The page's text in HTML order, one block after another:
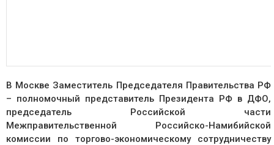
В Москве Заместитель Председателя Правительства РФ
– полномочный представитель Президента РФ в ДФО,
председатель Российской части
Межправительственной Российско-Намибийской
комиссии по торгово-экономическому сотрудничеству